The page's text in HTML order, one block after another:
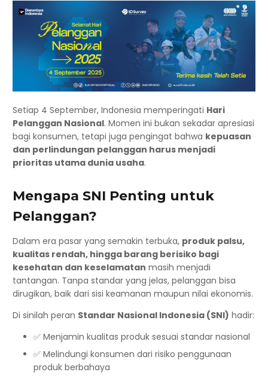
Setiap 4 September, Indonesia memperingati Hari
Pelanggan Nasional. Momen ini bukan sekadar apresiasi
bagi konsumen, tetapi juga pengingat bahwa kepuasan
dan perlindungan pelanggan harus menjadi
prioritas utama dunia usaha.
Mengapa SNI Penting untuk
Pelanggan?
Dalam era pasar yang semakin terbuka, produk palsu,
kualitas rendah, hingga barang berisiko bagi
kesehatan dan keselamatan masih menjadi
tantangan. Tanpa standar yang jelas, pelanggan bisa
dirugikan, baik dari sisi keamanan maupun nilai ekonomis.
Di sinilah peran Standar Nasional Indonesia (SNI) hadir:
✅ Menjamin kualitas produk sesuai standar nasional
✅ Melindungi konsumen dari risiko penggunaan
produk berbahaya